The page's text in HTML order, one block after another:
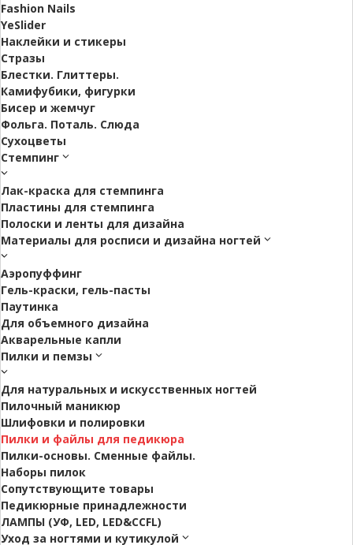
Fashion Nails
YeSlider
Наклейки и стикеры
Стразы
Блестки. Глиттеры.
Камифубики, фигурки
Бисер и жемчуг
Фольга. Поталь. Слюда
Сухоцветы
Стемпинг
Лак-краска для стемпинга
Пластины для стемпинга
Полоски и ленты для дизайна
Материалы для росписи и дизайна ногтей
Аэропуффинг
Гель-краски, гель-пасты
Паутинка
Для объемного дизайна
Акварельные капли
Пилки и пемзы
Для натуральных и искусственных ногтей
Пилочный маникюр
Шлифовки и полировки
Пилки и файлы для педикюра
Пилки-основы. Сменные файлы.
Наборы пилок
Сопутствующите товары
Педикюрные принадлежности
ЛАМПЫ (УФ, LED, LED&CCFL)
Уход за ногтями и кутикулой